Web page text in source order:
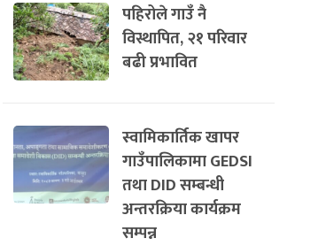
पहिरोले गाउँ नै
विस्थापित, २१ परिवार
बढी प्रभावित
स्वामिकार्तिक खापर
गाउँपालिकामा GEDSI
तथा DID सम्बन्धी
अन्तरक्रिया कार्यक्रम
सम्पन्न